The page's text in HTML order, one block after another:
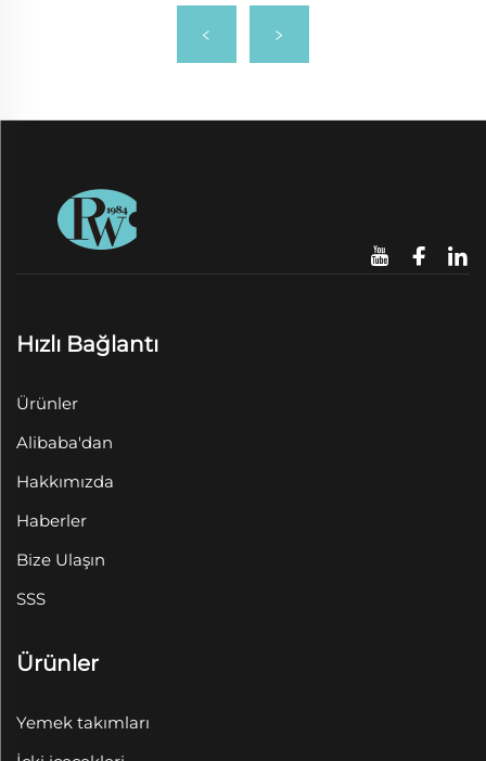
Hızlı Bağlantı
Ürünler
Alibaba'dan
Hakkımızda
Haberler
Bize Ulaşın
SSS
Ürünler
Yemek takımları